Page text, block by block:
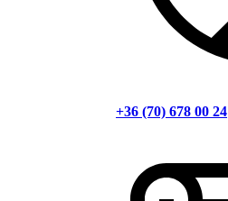
+36 (70) 678 00 24